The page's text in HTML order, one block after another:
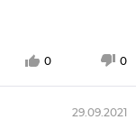
0 0
29.09.2021